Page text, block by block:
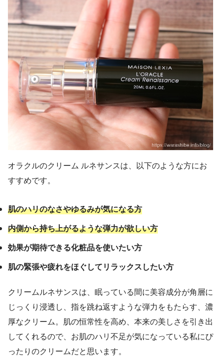
オラクルのクリーム ルネサンスは、以下のような方にお
すすめです。
肌のハリのなさやゆるみが気になる方
内側から持ち上がるような弾力が欲しい方
効果が期待できる化粧品を使いたい方
肌の緊張や疲れをほぐしてリラックスしたい方
クリームルネサンスは、眠っている間に美容成分が角層に
じっくり浸透し、指を跳ね返すような弾力をもたらす、濃
厚なクリーム。肌の恒常性を高め、本来の美しさを引き出
してくれるので、お肌のハリ不足が気になっている私にぴ
ったりのクリームだと思います。